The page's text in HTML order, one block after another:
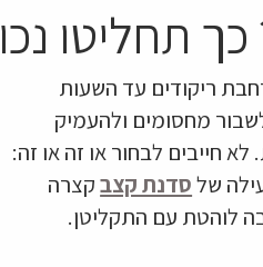
ריקודים עד השעות
מחסומים ולהעמיק
חייבים לבחור או זה או זה:
שלסדנת קצבקצרה
לוהטת עם התקליטן.